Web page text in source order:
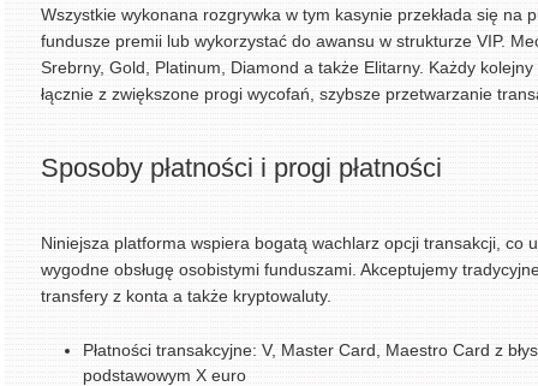
Wszystkie wykonana rozgrywka w tym kasynie przekłada się na
fundusze premii lub wykorzystać do awansu w strukturze VIP.
Srebrny, Gold, Platinum, Diamond a także Elitarny. Każdy
łącznie z zwiększone progi wycofań, szybsze przetwarzanie
Sposoby płatności i progi płatności
Niniejsza platforma wspiera bogatą wachlarz opcji transakcji, co
wygodne obsługę osobistymi funduszami. Akceptujemy
transfery z konta a także kryptowaluty.
Płatności transakcyjne: V, Master Card, Maestro Card z
podstawowym X euro